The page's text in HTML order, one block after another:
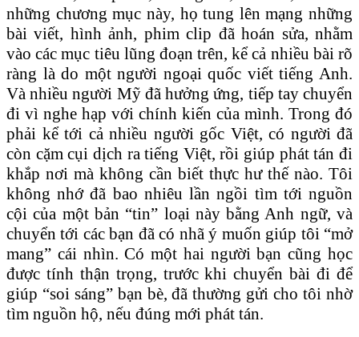
những chương mục này, họ tung lên mạng những
bài viết, hình ảnh, phim clip đã hoán sửa, nhằm
vào các mục tiêu lũng đoạn trên, kể cả nhiều bài rõ
ràng là do một người ngoại quốc viết tiếng Anh.
Và nhiều người Mỹ đã hưởng ứng, tiếp tay chuyển
đi vì nghe hạp với chính kiến của mình. Trong đó
phải kể tới cả nhiều người gốc Việt, có người đã
còn cặm cụi dịch ra tiếng Việt, rồi giúp phát tán đi
khắp nơi mà không cần biết thực hư thế nào. Tôi
không nhớ đã bao nhiêu lần ngồi tìm tới nguồn
cội của một bản “tin” loại này bằng Anh ngữ, và
chuyển tới các bạn đã có nhã ý muốn giúp tôi “mở
mang” cái nhìn. Có một hai người bạn cũng học
được tính thận trọng, trước khi chuyển bài đi để
giúp “soi sáng” bạn bè, đã thường gửi cho tôi nhờ
tìm nguồn hộ, nếu đúng mới phát tán.